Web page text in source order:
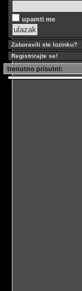
upamti me
Zaboravili ste lozinku?
Registrirajte se!
trenutno prisutni: